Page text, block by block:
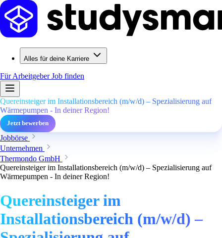
Alles für deine Karriere
Für ArbeitgeberJob finden
Quereinsteiger im Installationsbereich (m/w/d) – Spezialisierung auf
Wärmepumpen - In deiner Region!
Jetzt bewerben
Jobbörse
Unternehmen
Thermondo GmbH
Quereinsteiger im Installationsbereich (m/w/d) – Spezialisierung auf
Wärmepumpen - In deiner Region!
Quereinsteiger im
Installationsbereich (m/w/d) –